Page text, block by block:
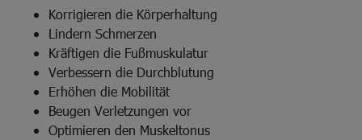
Korrigieren die Körperhaltung
Lindern Schmerzen
Kräftigen die Fußmuskulatur
Verbessern die Durchblutung
Erhöhen die Mobilität
Beugen Verletzungen vor
Optimieren den Muskeltonus